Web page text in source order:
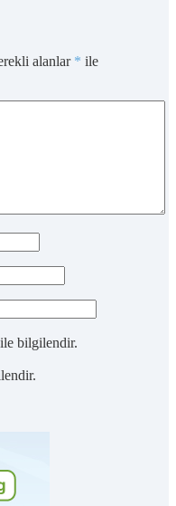
alanlar * ile
bilgilendir.